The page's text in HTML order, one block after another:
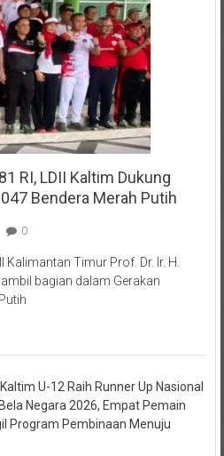
RI, LDII Kaltim Dukung
Bendera Merah Putih
0
Kalimantan Timur Prof. Dr. Ir. H.
bagian dalam Gerakan
Kaltim U-12 Raih Runner Up Nasional
Negara 2026, Empat Pemain
Program Pembinaan Menuju